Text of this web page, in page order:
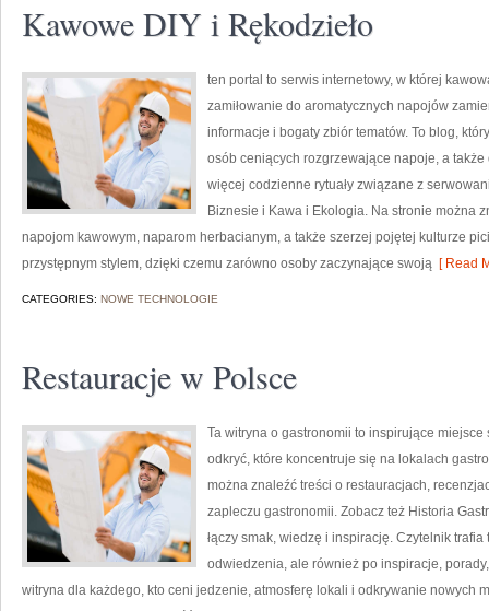
Kawowe DIY i Rękodzieło
ten portal to serwis internetowy, w której
zamiłowanie do aromatycznych napojów
informacje i bogaty zbiór tematów. To blog,
osób ceniących rozgrzewające napoje, a
więcej codzienne rytuały związane z
Biznesie i Kawa i Ekologia. Na stronie można
napojom kawowym, naparom herbacianym, a także szerzej pojętej kulturze
przystępnym stylem, dzięki czemu zarówno osoby zaczynające swoją [ Read
CATEGORIES: NOWE TECHNOLOGIE
Restauracje w Polsce
Ta witryna o gastronomii to inspirujące
odkryć, które koncentruje się na lokalach
można znaleźć treści o restauracjach,
zapleczu gastronomii. Zobacz też Historia
łączy smak, wiedzę i inspirację. Czytelnik
odwiedzenia, ale również po inspiracje,
witryna dla każdego, kto ceni jedzenie, atmosferę lokali i odkrywanie nowych